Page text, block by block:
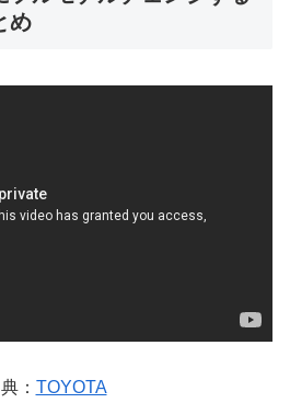
め
： TOYOTA